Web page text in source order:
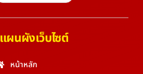
แผนผังเว็บไซต์
หน้าหลัก